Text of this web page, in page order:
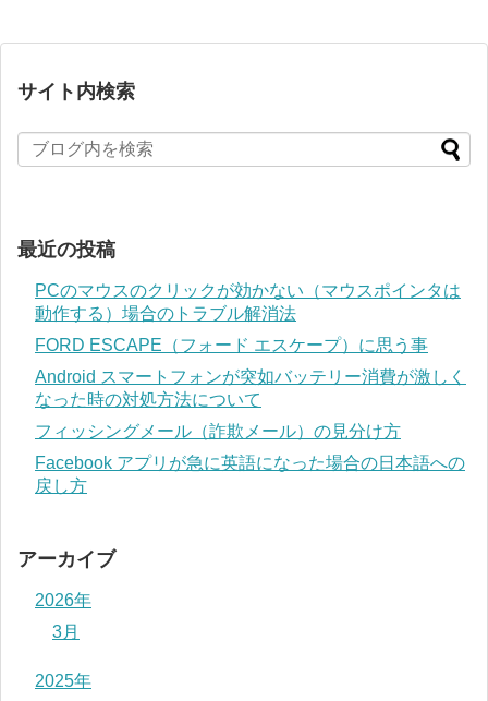
サイト内検索
最近の投稿
PCのマウスのクリックが効かない（マウスポインタは
動作する）場合のトラブル解消法
FORD ESCAPE（フォード エスケープ）に思う事
Android スマートフォンが突如バッテリー消費が激しく
なった時の対処方法について
フィッシングメール（詐欺メール）の見分け方
Facebook アプリが急に英語になった場合の日本語への
戻し方
アーカイブ
2026年
3月
2025年